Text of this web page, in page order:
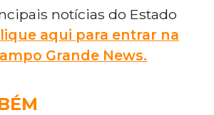
notícias do Estado
aqui para entrar na
Grande News.